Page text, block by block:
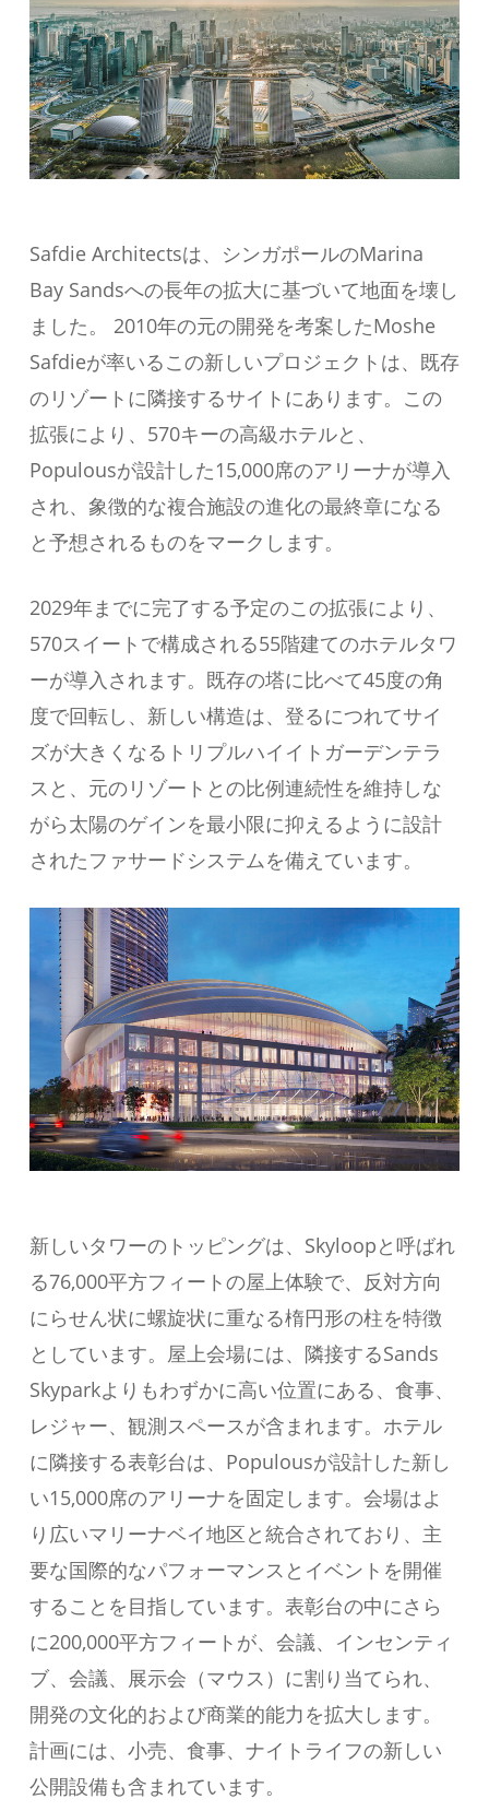
Safdie Architectsは、シンガポールのMarina
Bay Sandsへの長年の拡大に基づいて地面を壊し
ました。 2010年の元の開発を考案したMoshe
Safdieが率いるこの新しいプロジェクトは、既存
のリゾートに隣接するサイトにあります。この
拡張により、570キーの高級ホテルと、
Populousが設計した15,000席のアリーナが導入
され、象徴的な複合施設の進化の最終章になる
と予想されるものをマークします。
2029年までに完了する予定のこの拡張により、
570スイートで構成される55階建てのホテルタワ
ーが導入されます。既存の塔に比べて45度の角
度で回転し、新しい構造は、登るにつれてサイ
ズが大きくなるトリプルハイイトガーデンテラ
スと、元のリゾートとの比例連続性を維持しな
がら太陽のゲインを最小限に抑えるように設計
されたファサードシステムを備えています。
新しいタワーのトッピングは、Skyloopと呼ばれ
る76,000平方フィートの屋上体験で、反対方向
にらせん状に螺旋状に重なる楕円形の柱を特徴
としています。屋上会場には、隣接するSands
Skyparkよりもわずかに高い位置にある、食事、
レジャー、観測スペースが含まれます。ホテル
に隣接する表彰台は、Populousが設計した新し
い15,000席のアリーナを固定します。会場はよ
り広いマリーナベイ地区と統合されており、主
要な国際的なパフォーマンスとイベントを開催
することを目指しています。表彰台の中にさら
に200,000平方フィートが、会議、インセンティ
ブ、会議、展示会（マウス）に割り当てられ、
開発の文化的および商業的能力を拡大します。
計画には、小売、食事、ナイトライフの新しい
公開設備も含まれています。